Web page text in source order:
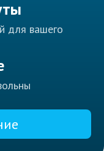
для вашего